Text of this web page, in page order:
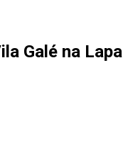
Galé na Lapa